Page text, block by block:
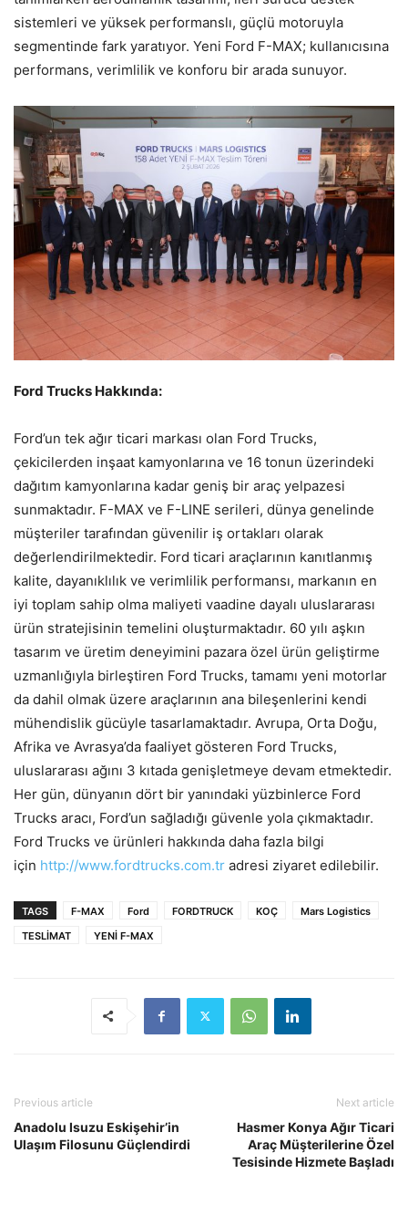
sistemleri ve yüksek performanslı, güçlü motoruyla
segmentinde fark yaratıyor. Yeni Ford F-MAX; kullanıcısına
performans, verimlilik ve konforu bir arada sunuyor.
Ford Trucks Hakkında:
Ford’un tek ağır ticari markası olan Ford Trucks,
çekicilerden inşaat kamyonlarına ve 16 tonun üzerindeki
dağıtım kamyonlarına kadar geniş bir araç yelpazesi
sunmaktadır. F-MAX ve F-LINE serileri, dünya genelinde
müşteriler tarafından güvenilir iş ortakları olarak
değerlendirilmektedir. Ford ticari araçlarının kanıtlanmış
kalite, dayanıklılık ve verimlilik performansı, markanın en
iyi toplam sahip olma maliyeti vaadine dayalı uluslararası
ürün stratejisinin temelini oluşturmaktadır. 60 yılı aşkın
tasarım ve üretim deneyimini pazara özel ürün geliştirme
uzmanlığıyla birleştiren Ford Trucks, tamamı yeni motorlar
da dahil olmak üzere araçlarının ana bileşenlerini kendi
mühendislik gücüyle tasarlamaktadır. Avrupa, Orta Doğu,
Afrika ve Avrasya’da faaliyet gösteren Ford Trucks,
uluslararası ağını 3 kıtada genişletmeye devam etmektedir.
Her gün, dünyanın dört bir yanındaki yüzbinlerce Ford
Trucks aracı, Ford’un sağladığı güvenle yola çıkmaktadır.
Ford Trucks ve ürünleri hakkında daha fazla bilgi
için http://www.fordtrucks.com.tr adresi ziyaret edilebilir.
TAGS F-MAX Ford FORDTRUCK KOÇ
Mars Logistics
TESLİMAT
YENİ F-MAX
Previous article
Anadolu Isuzu Eskişehir’in
Ulaşım Filosunu Güçlendirdi
Next article
Hasmer Konya Ağır Ticari
Araç Müşterilerine Özel
Tesisinde Hizmete Başladı